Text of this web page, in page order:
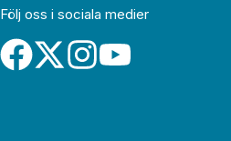
Följ oss i sociala medier